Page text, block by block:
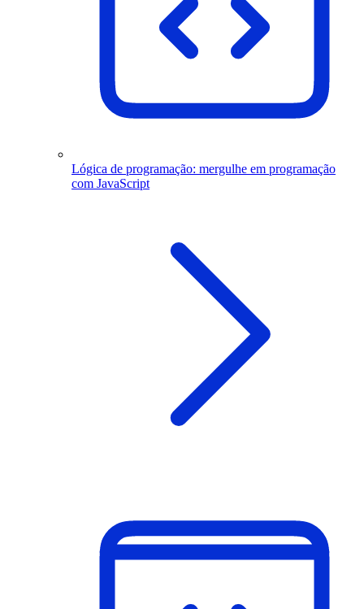
Lógica de programação: mergulhe em programação
com JavaScript